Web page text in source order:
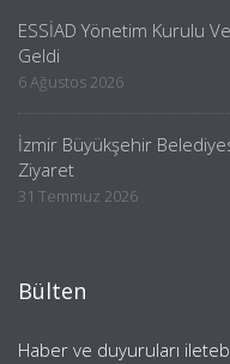
ESSİAD Yönetim Kurulu
Geldi
6 Ağustos 2026
İzmir Büyükşehir
Ziyaret
31 Temmuz 2026
Bülten
Haber ve duyuruları